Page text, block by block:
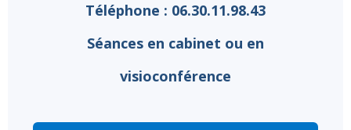
Téléphone : 06.30.11.98.43
Séances en cabinet ou en
visioconférence